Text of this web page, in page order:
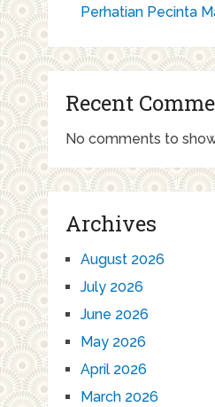
Perhatian Pecinta
Recent
No comments to
Archives
August 2026
July 2026
June 2026
May 2026
April 2026
March 2026